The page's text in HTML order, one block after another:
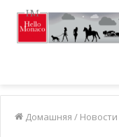
Домашняя / Новости